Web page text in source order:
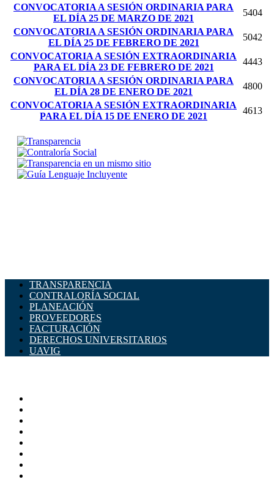
CONVOCATORIA A SESIÓN ORDINARIA PARA
EL DÍA 25 DE MARZO DE 2021
5404
CONVOCATORIA A SESIÓN ORDINARIA PARA
EL DÍA 25 DE FEBRERO DE 2021
5042
CONVOCATORIA A SESIÓN EXTRAORDINARIA
PARA EL DÍA 23 DE FEBRERO DE 2021
4443
CONVOCATORIA A SESIÓN ORDINARIA PARA
EL DÍA 28 DE ENERO DE 2021
4800
CONVOCATORIA A SESIÓN EXTRAORDINARIA
PARA EL DÍA 15 DE ENERO DE 2021
4613
TRANSPARENCIA
CONTRALORÍA SOCIAL
PLANEACIÓN
PROVEEDORES
FACTURACIÓN
DERECHOS UNIVERSITARIOS
UAVIG